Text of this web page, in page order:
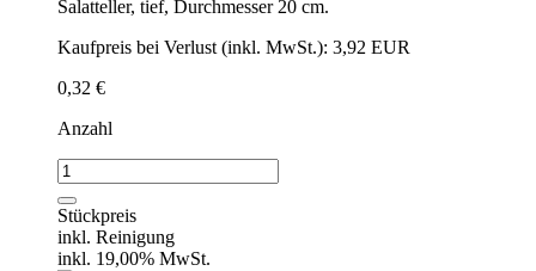
Salatteller, tief, Durchmesser 20 cm.
Kaufpreis bei Verlust (inkl. MwSt.): 3,92 EUR
0,32 €
Anzahl
Salatteller
"Diamant"
Menge
Stückpreis
inkl. Reinigung
inkl. 19,00% MwSt.